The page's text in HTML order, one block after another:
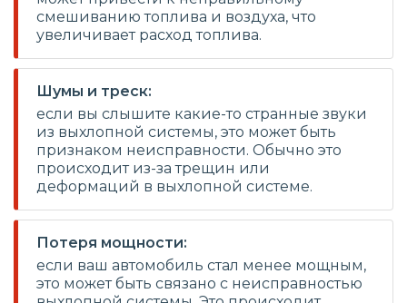
смешиванию топлива и воздуха, что
увеличивает расход топлива.
Шумы и треск:
если вы слышите какие-то странные звуки
из выхлопной системы, это может быть
признаком неисправности. Обычно это
происходит из-за трещин или
деформаций в выхлопной системе.
Потеря мощности:
если ваш автомобиль стал менее мощным,
это может быть связано с неисправностью